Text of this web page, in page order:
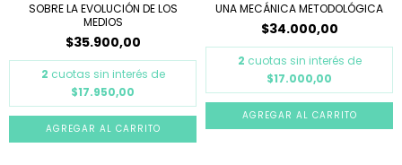
SOBRE LA EVOLUCIÓN DE LOS
MEDIOS
$35.900,00
2 cuotas sin interés de
$17.950,00
UNA MECÁNICA METODOLÓGICA
$34.000,00
2 cuotas sin interés de
$17.000,00